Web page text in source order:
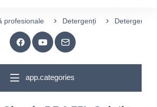
profesionale Detergenți Detergeneți
app.categories